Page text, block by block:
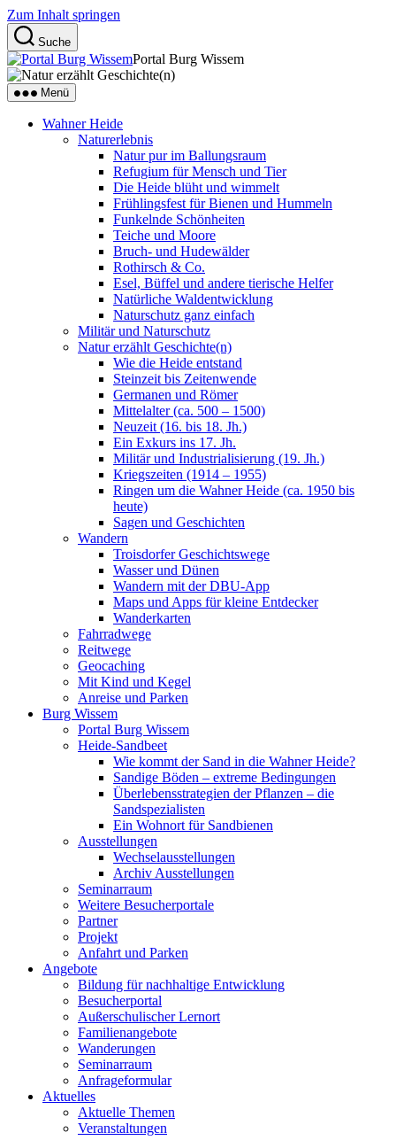
Zum Inhalt springen
Suche
Portal Burg Wissem
Menü
Wahner Heide
Naturerlebnis
Natur pur im Ballungsraum
Refugium für Mensch und Tier
Die Heide blüht und wimmelt
Frühlingsfest für Bienen und Hummeln
Funkelnde Schönheiten
Teiche und Moore
Bruch- und Hudewälder
Rothirsch & Co.
Esel, Büffel und andere tierische Helfer
Natürliche Waldentwicklung
Naturschutz ganz einfach
Militär und Naturschutz
Natur erzählt Geschichte(n)
Wie die Heide entstand
Steinzeit bis Zeitenwende
Germanen und Römer
Mittelalter (ca. 500 – 1500)
Neuzeit (16. bis 18. Jh.)
Ein Exkurs ins 17. Jh.
Militär und Industrialisierung (19. Jh.)
Kriegszeiten (1914 – 1955)
Ringen um die Wahner Heide (ca. 1950 bis
heute)
Sagen und Geschichten
Wandern
Troisdorfer Geschichtswege
Wasser und Dünen
Wandern mit der DBU-App
Maps und Apps für kleine Entdecker
Wanderkarten
Fahrradwege
Reitwege
Geocaching
Mit Kind und Kegel
Anreise und Parken
Burg Wissem
Portal Burg Wissem
Heide-Sandbeet
Wie kommt der Sand in die Wahner Heide?
Sandige Böden – extreme Bedingungen
Überlebensstrategien der Pflanzen – die
Sandspezialisten
Ein Wohnort für Sandbienen
Ausstellungen
Wechselausstellungen
Archiv Ausstellungen
Seminarraum
Weitere Besucherportale
Partner
Projekt
Anfahrt und Parken
Angebote
Bildung für nachhaltige Entwicklung
Besucherportal
Außerschulischer Lernort
Familienangebote
Wanderungen
Seminarraum
Anfrageformular
Aktuelles
Aktuelle Themen
Veranstaltungen